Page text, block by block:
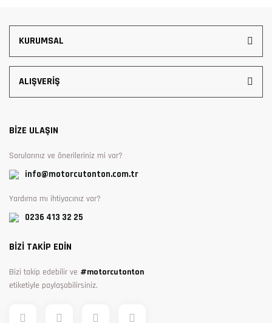
KURUMSAL
ALIŞVERİŞ
BİZE ULAŞIN
Sorularınız ve önerileriniz mi var?
info@motorcutonton.com.tr
Yardıma mı ihtiyacınız var?
0236 413 32 25
BİZİ TAKİP EDİN
Bizi takip edebilir ve #motorcutonton
etiketiyle paylaşabilirsiniz.